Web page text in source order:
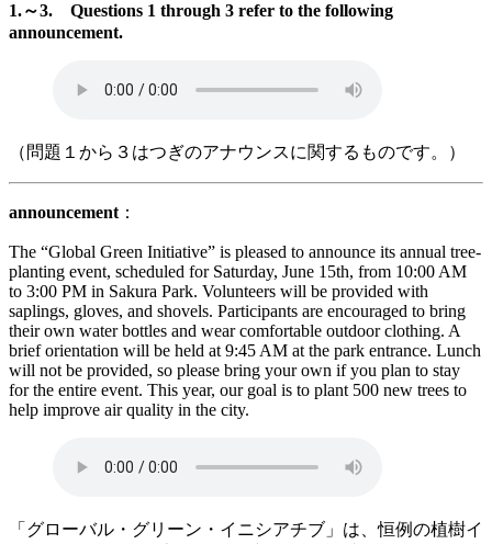
1.～3. Questions 1 through 3 refer to the following
announcement.
（問題１から３はつぎのアナウンスに関するものです。）
announcement ：
The “Global Green Initiative” is pleased to announce its annual tree-
planting event, scheduled for Saturday, June 15th, from 10:00 AM
to 3:00 PM in Sakura Park. Volunteers will be provided with
saplings, gloves, and shovels. Participants are encouraged to bring
their own water bottles and wear comfortable outdoor clothing. A
brief orientation will be held at 9:45 AM at the park entrance. Lunch
will not be provided, so please bring your own if you plan to stay
for the entire event. This year, our goal is to plant 500 new trees to
help improve air quality in the city.
「グローバル・グリーン・イニシアチブ」は、恒例の植樹イ